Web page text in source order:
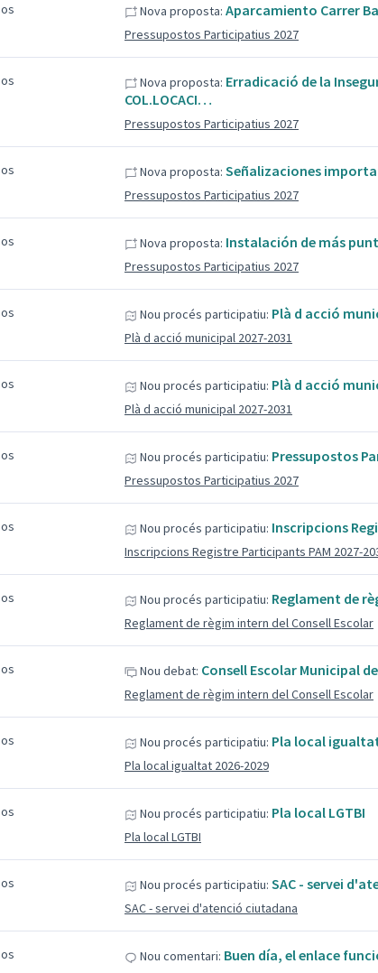
Nova proposta: Aparcamiento Carrer
Pressupostos Participatius 2027
Nova proposta: Erradicació de la
COL.LOCACI…
Pressupostos Participatius 2027
Nova proposta: Señalizaciones
Pressupostos Participatius 2027
Nova proposta: Instalación de más
Pressupostos Participatius 2027
Nou procés participatiu: Plà d acció
Plà d acció municipal 2027-2031
Nou procés participatiu: Plà d acció
Plà d acció municipal 2027-2031
Nou procés participatiu: Pressupostos
Pressupostos Participatius 2027
Nou procés participatiu: Inscripcions
Inscripcions Registre Participants PAM 2027-
Nou procés participatiu: Reglament de
Reglament de règim intern del Consell Escolar
Nou debat: Consell Escolar Municipal
Reglament de règim intern del Consell Escolar
Nou procés participatiu: Pla local
Pla local igualtat 2026-2029
Nou procés participatiu: Pla local LGTBI
Pla local LGTBI
Nou procés participatiu: SAC - servei
SAC - servei d'atenció ciutadana
Nou comentari: Buen día, el enlace